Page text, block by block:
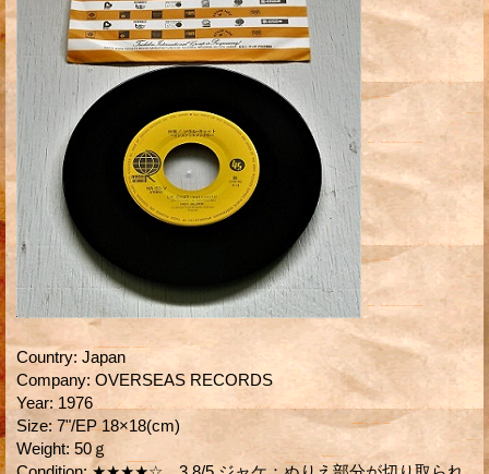
Country: Japan
Company: OVERSEAS RECORDS
Year: 1976
Size: 7"/EP 18×18(cm)
Weight: 50ｇ